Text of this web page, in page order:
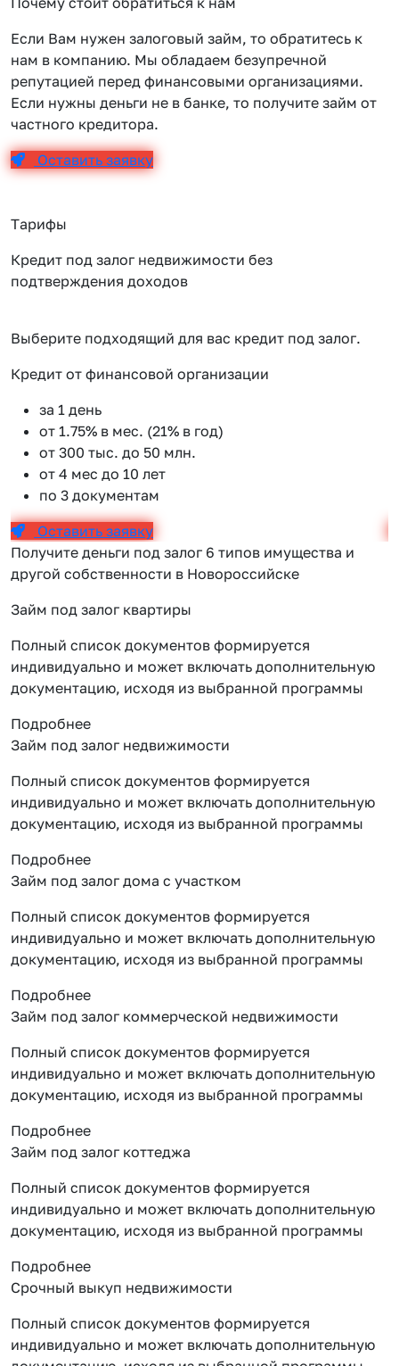
Если Вам нужен залоговый займ, то обратитесь к
нам в компанию. Мы обладаем безупречной
репутацией перед финансовыми организациями.
Если нужны деньги не в банке, то получите займ от
частного кредитора.
Оставить заявку
Тарифы
Кредит под залог недвижимости без
подтверждения доходов
Выберите подходящий для вас кредит под залог.
Кредит от финансовой организации
за 1 день
от 1.75% в мес. (21% в год)
от 300 тыс. до 50 млн.
от 4 мес до 10 лет
по 3 документам
Оставить заявку
Получите деньги под залог 6 типов имущества и
другой собственности в Новороссийске
Займ под залог квартиры
Полный список документов формируется
индивидуально и может включать дополнительную
документацию, исходя из выбранной программы
Подробнее
Займ под залог недвижимости
Полный список документов формируется
индивидуально и может включать дополнительную
документацию, исходя из выбранной программы
Подробнее
Займ под залог дома с участком
Полный список документов формируется
индивидуально и может включать дополнительную
документацию, исходя из выбранной программы
Подробнее
Займ под залог коммерческой недвижимости
Полный список документов формируется
индивидуально и может включать дополнительную
документацию, исходя из выбранной программы
Подробнее
Займ под залог коттеджа
Полный список документов формируется
индивидуально и может включать дополнительную
документацию, исходя из выбранной программы
Подробнее
Срочный выкуп недвижимости
Полный список документов формируется
индивидуально и может включать дополнительную